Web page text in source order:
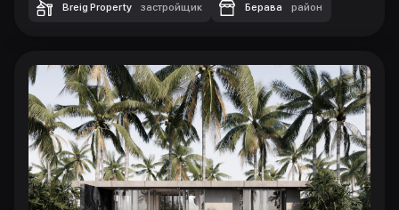
Breig Property застройщик Берава район